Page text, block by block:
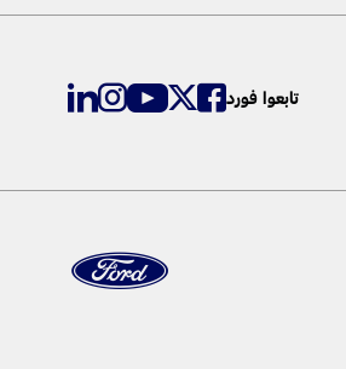
تابعوا فورد